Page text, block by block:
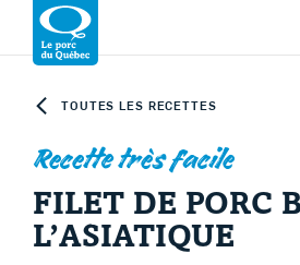
Skip to content
Revenir à la page d’accueil
TOUTES LES RECETTES
Recette très facile
FILET DE PORC
L’ASIATIQUE